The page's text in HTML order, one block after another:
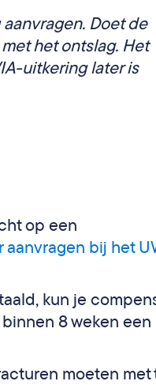
Doet de
het ontslag. Het
uitkering later is
op een
bij het
kun je
8 weken een
moeten met